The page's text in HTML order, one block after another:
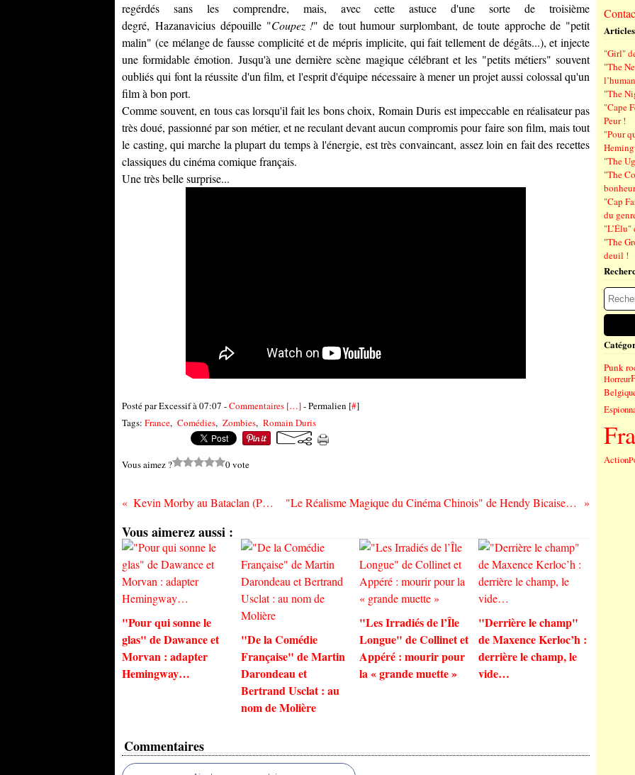
regérdés sans les comprendre, mais, avec cette astuce d'une sorte de troisième
degré, Hazanavicius dépouille "Coupez !" de tout humour surplombant, de toute approche de "petit
malin" (ce mélange de fausse complicité et de mépris implicite, qui fait tellement de dégâts...), et injecte
une formidable émotion. Jusqu'à une dernière scène magique célébrant et les "petits métiers" souvent
oubliés qui font la réussite d'un film, et l'esprit d'équipe nécessaire à mener un projet aussi colossal qu'un
film à bon port.
Comme souvent, en tous cas lorsqu'il fait les bons choix, Romain Duris est impeccable en réalisateur pas
très doué, passionné par son métier, et ne reculant devant aucun compromis pour faire son film, mais tout
le casting, qui marche la plupart du temps à l'énergie, est très convaincant, assez loin en fait des recettes
classiques du cinéma comique français.
Une très belle surprise...
Posté par Excessif à 07:07 -Commentaires […]- Permalien [#]
Tags: France, Comédies, Zombies, Romain Duris
Vous aimez ? 0 vote
Kevin Morby au Bataclan (Paris) le mardi 24 mai "Le Réalisme Magique du Cinéma Chinois" de Hendy Bicaise : les nouvelles mutations du 7ème Art
Vous aimerez aussi :
"Pour qui sonne le
glas" de Dawance et
Morvan : adapter
Hemingway…
"De la Comédie
Française" de Martin
Darondeau et
Bertrand Usclat : au
nom de Molière
"Les Irradiés de l’Île
Longue" de Collinet et
Appéré : mourir pour
la « grande muette »
"Derrière le champ"
de Maxence Kerloc’h :
derrière le champ, le
vide…
Commentaires
Mars
Mai
Avril
Juin
Mai
Juin
Mai
Juin
Mai
Août
Juin
Mai
Juin
Mai
"Girl"
"The
"The
"Cape
Peur !
"Pour
"The
"The
bonheur
"Cap
du
"L’Élu"
"The
deuil !
Punk
Horreur
Action